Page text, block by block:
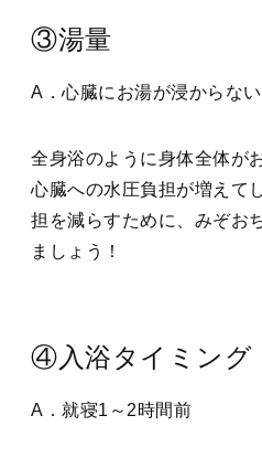
③湯量
A．心臓にお湯が浸からな
全身浴のように身体全体が
心臓への水圧負担が増えて
担を減らすために、みぞお
ましょう！
④入浴タイミング
A．就寝1～2時間前